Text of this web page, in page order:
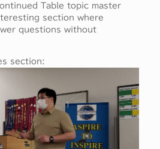
Table topic master
section where
questions without
section: